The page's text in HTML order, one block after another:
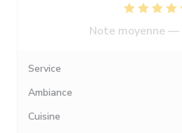
Note moyenne —
Service
Ambiance
Cuisine